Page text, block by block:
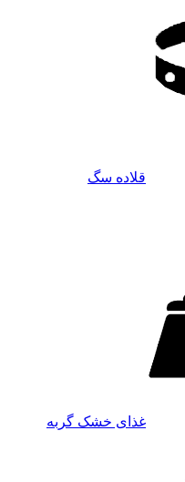
قلاده سگ
غذای خشک گربه